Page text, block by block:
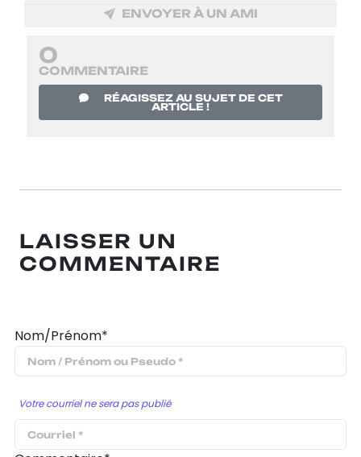
ENVOYER À UN AMI
0
COMMENTAIRE
RÉAGISSEZ AU SUJET DE CET
ARTICLE !
LAISSER UN
COMMENTAIRE
Nom/Prénom*
Votre courriel ne sera pas publié